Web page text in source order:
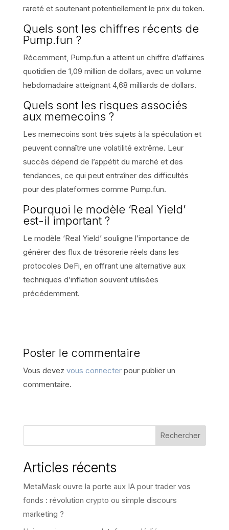
rareté et soutenant potentiellement le prix du token.
Quels sont les chiffres récents de
Pump.fun ?
Récemment, Pump.fun a atteint un chiffre d’affaires
quotidien de 1,09 million de dollars, avec un volume
hebdomadaire atteignant 4,68 milliards de dollars.
Quels sont les risques associés
aux memecoins ?
Les memecoins sont très sujets à la spéculation et
peuvent connaître une volatilité extrême. Leur
succès dépend de l’appétit du marché et des
tendances, ce qui peut entraîner des difficultés
pour des plateformes comme Pump.fun.
Pourquoi le modèle ‘Real Yield’
est-il important ?
Le modèle ‘Real Yield’ souligne l’importance de
générer des flux de trésorerie réels dans les
protocoles DeFi, en offrant une alternative aux
techniques d’inflation souvent utilisées
précédemment.
Poster le commentaire
Vous devez vous connecterpour publier un
commentaire.
Rechercher
Articles récents
MetaMask ouvre la porte aux IA pour trader vos
fonds : révolution crypto ou simple discours
marketing ?